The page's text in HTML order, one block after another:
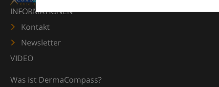
INFORMATIONEN
Kontakt
Newsletter
VIDEO
Was ist DermaCompass?